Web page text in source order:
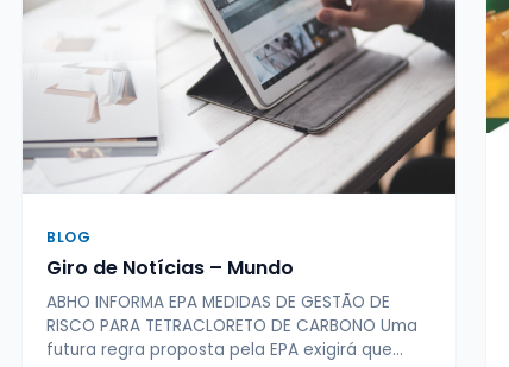
BLOG
Giro de Notícias – Mundo
ABHO INFORMA EPA MEDIDAS DE GESTÃO DE
RISCO PARA TETRACLORETO DE CARBONO Uma
futura regra proposta pela EPA exigirá que…